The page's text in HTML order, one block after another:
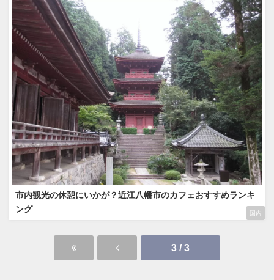
国内
市内観光の休憩にいかが？近江八幡市のカフェおすすめランキ
ング
3 / 3